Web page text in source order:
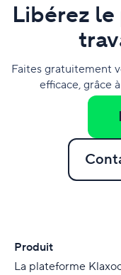
Libérez
Faites gratuitement
efficace, grâce
Produit
La plateforme